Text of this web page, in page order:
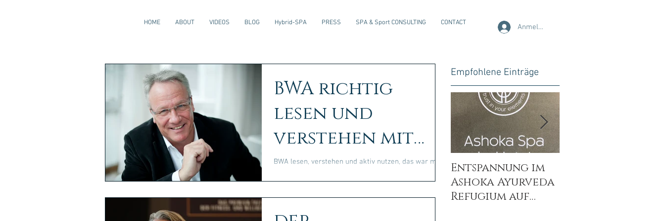
HOME ABOUT VIDEOS BLOG Hybrid-SPA PRESS SPA & Sport CONSULTING CONTACT Anmelden
BWA richtig
lesen und
verstehen mit
Frank Reinitz
BWA lesen, verstehen und aktiv nutzen, das war mein
wenige Unternehmer dafür interessieren,...
Empfohlene Einträge
Entspannung im
Ashoka Ayurveda
Refugium auf